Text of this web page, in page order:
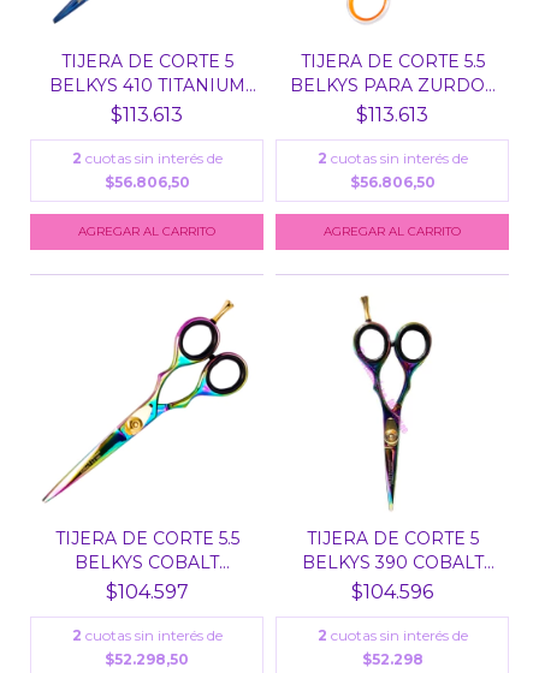
TIJERA DE CORTE 5
BELKYS 410 TITANIUM
SI...
$113.613
2 cuotas sin interés de
$56.806,50
TIJERA DE CORTE 5.5
BELKYS PARA ZURDOS
4...
$113.613
2 cuotas sin interés de
$56.806,50
TIJERA DE CORTE 5.5
BELKYS COBALT
TORNAS...
$104.597
2 cuotas sin interés de
$52.298,50
TIJERA DE CORTE 5
BELKYS 390 COBALT
TORN...
$104.596
2 cuotas sin interés de
$52.298